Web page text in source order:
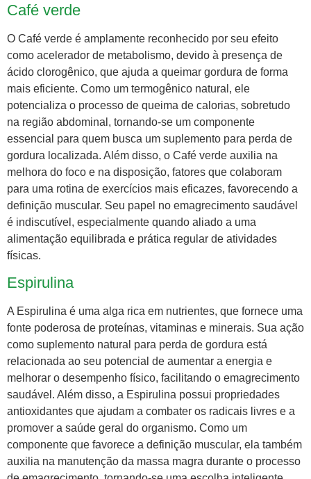
Café verde
O Café verde é amplamente reconhecido por seu efeito
como acelerador de metabolismo, devido à presença de
ácido clorogênico, que ajuda a queimar gordura de forma
mais eficiente. Como um termogênico natural, ele
potencializa o processo de queima de calorias, sobretudo
na região abdominal, tornando-se um componente
essencial para quem busca um suplemento para perda de
gordura localizada. Além disso, o Café verde auxilia na
melhora do foco e na disposição, fatores que colaboram
para uma rotina de exercícios mais eficazes, favorecendo a
definição muscular. Seu papel no emagrecimento saudável
é indiscutível, especialmente quando aliado a uma
alimentação equilibrada e prática regular de atividades
físicas.
Espirulina
A Espirulina é uma alga rica em nutrientes, que fornece uma
fonte poderosa de proteínas, vitaminas e minerais. Sua ação
como suplemento natural para perda de gordura está
relacionada ao seu potencial de aumentar a energia e
melhorar o desempenho físico, facilitando o emagrecimento
saudável. Além disso, a Espirulina possui propriedades
antioxidantes que ajudam a combater os radicais livres e a
promover a saúde geral do organismo. Como um
componente que favorece a definição muscular, ela também
auxilia na manutenção da massa magra durante o processo